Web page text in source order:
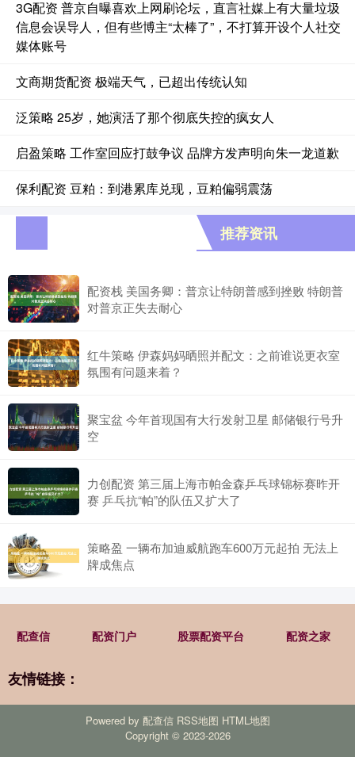
3G配资 普京自曝喜欢上网刷论坛，直言社媒上有大量垃圾
信息会误导人，但有些博主“太棒了”，不打算开设个人社交
媒体账号
文商期货配资 极端天气，已超出传统认知
泛策略 25岁，她演活了那个彻底失控的疯女人
启盈策略 工作室回应打鼓争议 品牌方发声明向朱一龙道歉
保利配资 豆粕：到港累库兑现，豆粕偏弱震荡
推荐资讯
配资栈 美国务卿：普京让特朗普感到挫败 特朗普
对普京正失去耐心
红牛策略 伊森妈妈晒照并配文：之前谁说更衣室
氛围有问题来着？
聚宝盆 今年首现国有大行发射卫星 邮储银行号升
空
力创配资 第三届上海市帕金森乒乓球锦标赛昨开
赛 乒乓抗“帕”的队伍又扩大了
策略盈 一辆布加迪威航跑车600万元起拍 无法上
牌成焦点
配查信 配资门户 股票配资平台 配资之家
友情链接：
Powered by 配查信 RSS地图 HTML地图
Copyright © 2023-2026